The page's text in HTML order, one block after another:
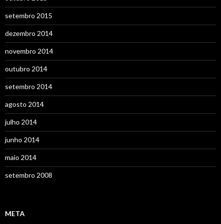
setembro 2015
dezembro 2014
novembro 2014
outubro 2014
setembro 2014
agosto 2014
julho 2014
junho 2014
maio 2014
setembro 2008
META